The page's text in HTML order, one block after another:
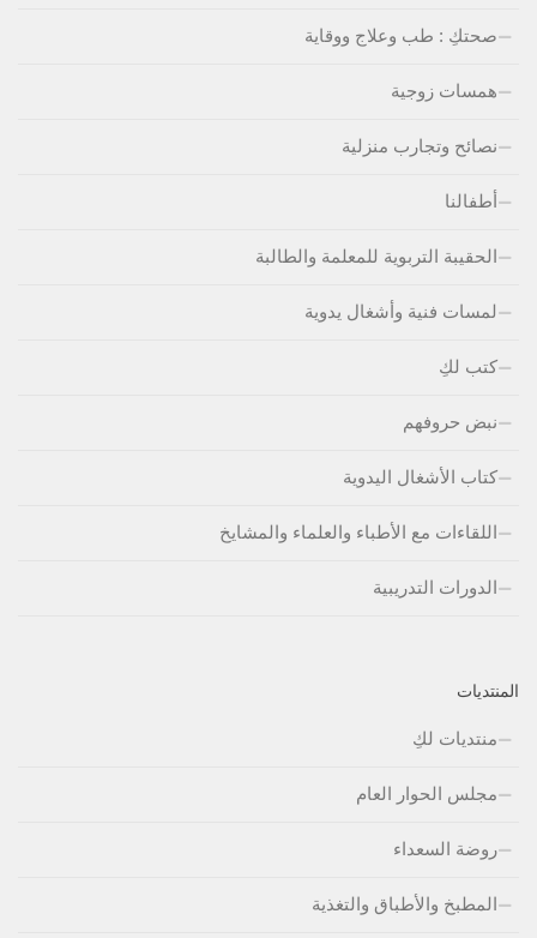
صحتكِ : طب وعلاج ووقاية
همسات زوجية
نصائح وتجارب منزلية
أطفالنا
الحقيبة التربوية للمعلمة والطالبة
لمسات فنية وأشغال يدوية
كتب لكِ
نبض حروفهم
كتاب الأشغال اليدوية
اللقاءات مع الأطباء والعلماء والمشايخ
الدورات التدريبية
المنتديات
منتديات لكِ
مجلس الحوار العام
روضة السعداء
المطبخ والأطباق والتغذية